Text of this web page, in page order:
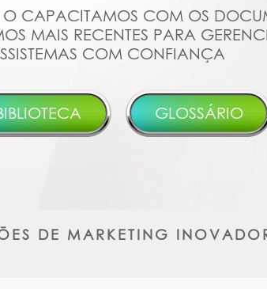
O CAPACITAMOS COM OS
MAIS RECENTES PARA
COM CONFIANÇA
GLOSSÁRIO
DE MARKETING